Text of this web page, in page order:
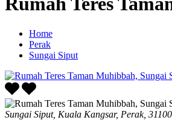
Home
Perak
Sungai Siput
Sungai Siput, Kuala Kangsar, Perak,